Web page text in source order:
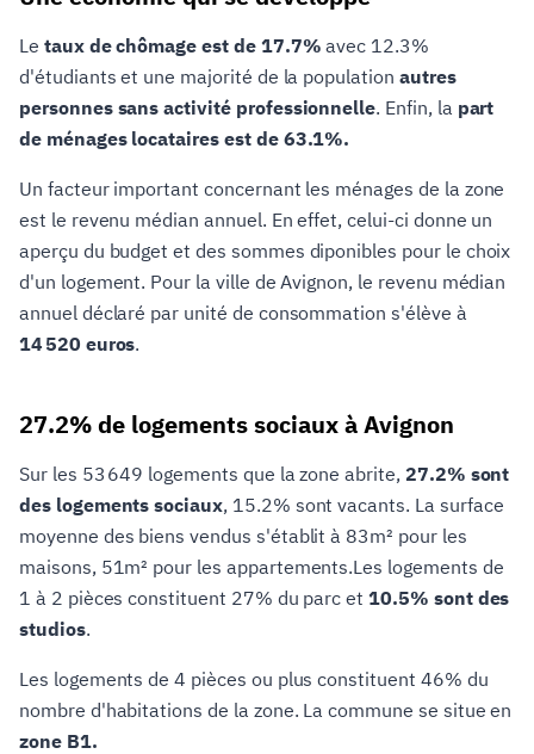
Le taux de chômage est de 17.7% avec 12.3%
d'étudiants et une majorité de la population autres
personnes sans activité professionnelle. Enfin, la part
de ménages locataires est de 63.1%.
Un facteur important concernant les ménages de la zone
est le revenu médian annuel. En effet, celui-ci donne un
aperçu du budget et des sommes diponibles pour le choix
d'un logement. Pour la ville de Avignon, le revenu médian
annuel déclaré par unité de consommation s'élève à
14 520 euros.
27.2% de logements sociaux à Avignon
Sur les 53 649 logements que la zone abrite, 27.2% sont
des logements sociaux, 15.2% sont vacants. La surface
moyenne des biens vendus s'établit à 83m² pour les
maisons, 51m² pour les appartements.Les logements de
1 à 2 pièces constituent 27% du parc et10.5% sont des
studios.
Les logements de 4 pièces ou plus constituent 46% du
nombre d'habitations de la zone. La commune se situe en
zone B1.